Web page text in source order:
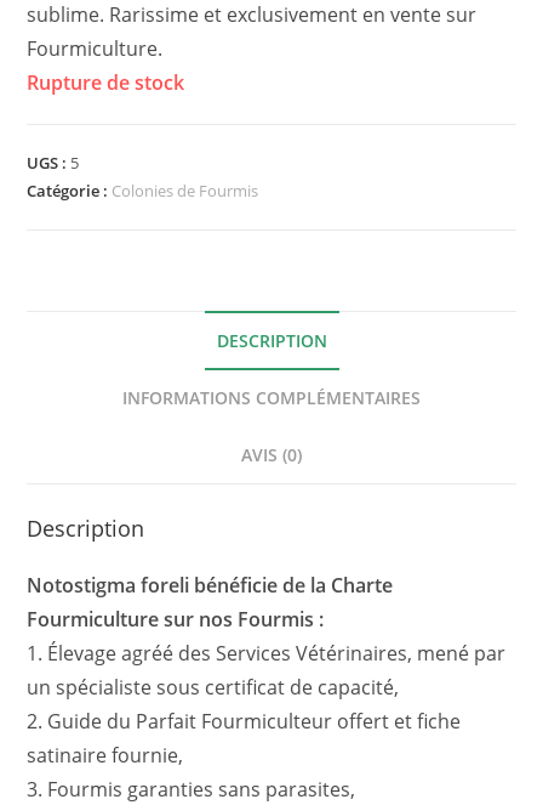
sublime. Rarissime et exclusivement en vente sur
Fourmiculture.
Rupture de stock
UGS : 5
Catégorie : Colonies de Fourmis
DESCRIPTION
INFORMATIONS COMPLÉMENTAIRES
AVIS (0)
Description
Notostigma foreli bénéficie de la Charte
Fourmiculture sur nos Fourmis :
1. Élevage agréé des Services Vétérinaires, mené par
un spécialiste sous certificat de capacité,
2. Guide du Parfait Fourmiculteur offert et fiche
satinaire fournie,
3. Fourmis garanties sans parasites,